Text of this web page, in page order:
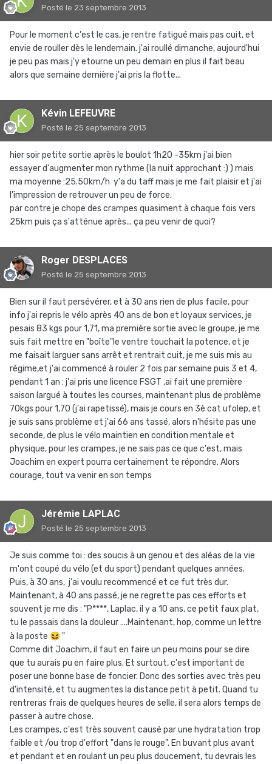
Posté le 23 septembre 2013
Pour le moment c'est le cas, je rentre fatigué mais pas cuit, et
envie de rouller dès le lendemain. j'ai roullé dimanche, aujourd'hui
je peu pas mais j'y etourne un peu demain en plus il fait beau
alors que semaine dernière j'ai pris la flotte...
Kévin LEFEUVRE
Posté le 25 septembre 2013
hier soir petite sortie après le boulot 1h20 -35km j'ai bien
essayer d'augmenter mon rythme (la nuit approchant :) ) mais
ma moyenne :25.50km/h y'a du taff mais je me fait plaisir et j'ai
l'impression de retrouver un peu de force.
par contre je chope des crampes quasiment à chaque fois vers
25km puis ça s'atténue après... ça peu venir de quoi?
Roger DESPLACES
Posté le 25 septembre 2013
Bien sur il faut persévérer, et à 30 ans rien de plus facile, pour
info j'ai repris le vélo après 40 ans de bon et loyaux services, je
pesais 83 kgs pour 1,71, ma première sortie avec le groupe, je me
suis fait mettre en "boîte"le ventre touchait la potence, et je
me faisait larguer sans arrêt et rentrait cuit, je me suis mis au
régime,et j'ai commencé à rouler 2 fois par semaine puis 3 et 4,
pendant 1 an : j'ai pris une licence FSGT ,ai fait une première
saison largué à toutes les courses, maintenant plus de problème
70kgs pour 1,70 (j'ai rapetissé), mais je cours en 3è cat ufolep, et
je suis sans problème et j'ai 66 ans tassé, alors n'hésite pas une
seconde, de plus le vélo maintien en condition mentale et
physique, pour les crampes, je ne sais pas ce que c'est, mais
Joachim en expert pourra certainement te répondre. Alors
courage, tout va venir en son temps
Jérémie LAPLAC
Posté le 25 septembre 2013
Je suis comme toi : des soucis à un genou et des aléas de la vie
m'ont coupé du vélo (et du sport) pendant quelques années.
Puis, à 30 ans, j'ai voulu recommencé et ce fut très dur.
Maintenant, à 40 ans passé, je ne regrette pas ces efforts et
souvent je me dis : "P****, Laplac, il y a 10 ans, ce petit faux plat,
tu le passais dans la douleur ....Maintenant, hop, comme un lettre
à la poste 😆"
Comme dit Joachim, il faut en faire un peu moins pour se dire
que tu aurais pu en faire plus. Et surtout, c'est important de
poser une bonne base de foncier. Donc des sorties avec très peu
d'intensité, et tu augmentes la distance petit à petit. Quand tu
rentreras frais de quelques heures de selle, il sera alors temps de
passer à autre chose.
Les crampes, c'est très souvent causé par une hydratation trop
faible et /ou trop d'effort "dans le rouge". En buvant plus avant
et pendant et en roulant un peu plus doucement, tu devrais les